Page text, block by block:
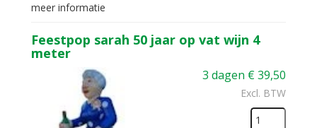
meer informatie
Feestpop sarah 50 jaar op vat wijn 4
meter
3 dagen €39,50
Excl. BTW